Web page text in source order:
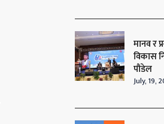
मानव र
विकास
पौडेल
July, 19,